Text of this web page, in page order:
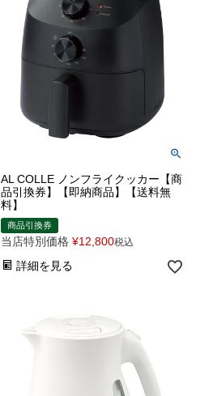
AL COLLE ノンフライクッカー【商
品引換券】【即納商品】【送料無
料】
商品引換券
当店特別価格 ¥12,800税込
詳細を見る